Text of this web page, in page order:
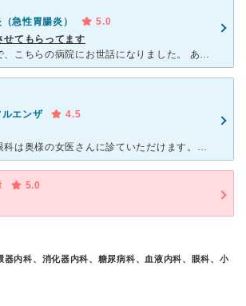
急性胃腸炎）
5.0
せてもらってます
ウイルス性胃腸炎で、こちらの病院にお世話になりました。 ある日、尋常ではないくらいの胃の痛みが起こり、すぐに病院に行きました。冷や汗が出るくらい痛く、なんとか家族に病院に連れて行ってもらい、受付に行
ルエンザ
4.5
内科は院長先生、眼科は奥様の女医さんに診ていただけます。人気の病院ですし眼科と内科を同じ窓口で受付しているので時間帯によっては待合室が混み合います。丁寧な診察ですが比較的さくさく進むので人はけは良い印
5.0
器内科、消化器内科、糖尿病科、血液内科、眼科、小